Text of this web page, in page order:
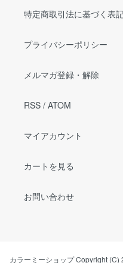
特定商取引法に基づく表
プライバシーポリシー
メルマガ登録・解除
RSS / ATOM
マイアカウント
カートを見る
お問い合わせ
カラーミーショップCopyright (C)